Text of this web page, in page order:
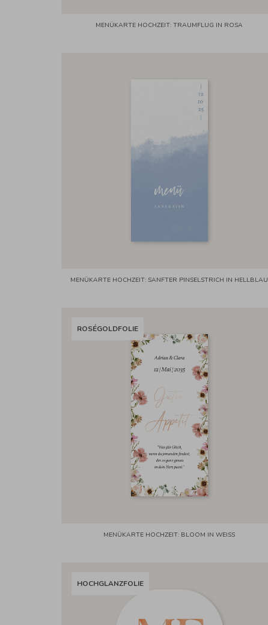
MENÜKARTE HOCHZEIT: TRAUMFLUG IN ROSA
MENÜKARTE HOCHZEIT: SANFTER PINSELSTRICH IN HELLBLAU
ROSÉGOLDFOLIE
MENÜKARTE HOCHZEIT: BLOOM IN WEISS
HOCHGLANZFOLIE